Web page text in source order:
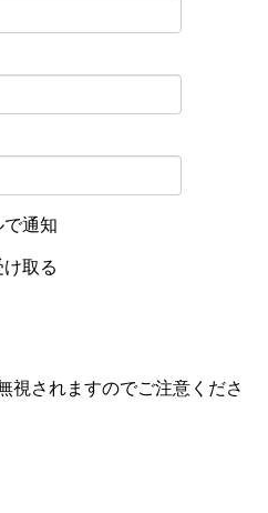
通知
取る
視されますのでご注意くださ